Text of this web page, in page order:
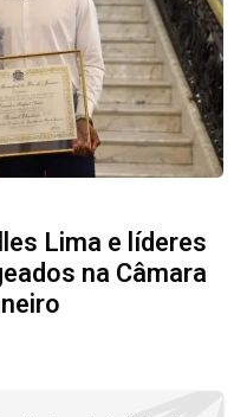
Lima e líderes
na Câmara